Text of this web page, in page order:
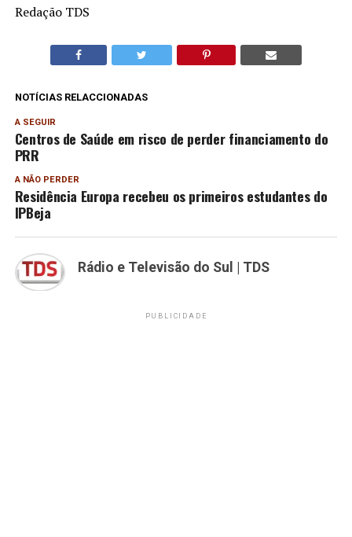
Redação TDS
NOTÍCIAS RELACCIONADAS
A SEGUIR
Centros de Saúde em risco de perder financiamento do
PRR
A NÃO PERDER
Residência Europa recebeu os primeiros estudantes do
IPBeja
Rádio e Televisão do Sul | TDS
PUBLICIDADE